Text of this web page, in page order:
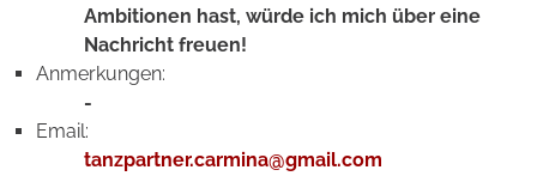
Ambitionen hast, würde ich mich über eine
Nachricht freuen!
Anmerkungen:
-
Email:
tanzpartner.carmina@gmail.com